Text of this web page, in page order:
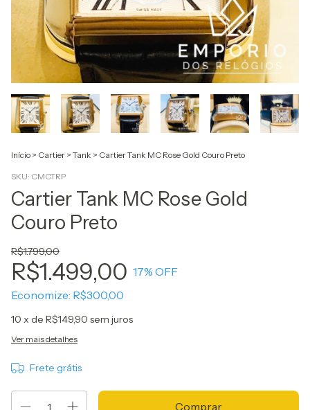
Início > Cartier > Tank > Cartier Tank MC Rose Gold Couro Preto
SKU: CMCTRP
Cartier Tank MC Rose Gold
Couro Preto
R$1.799,00
R$1.499,00 17% OFF
Economize: R$300,00
10 x de R$149,90 sem juros
Ver mais detalhes
Frete grátis